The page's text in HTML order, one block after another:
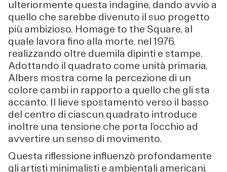
ulteriormente questa indagine, dando avvio a
quello che sarebbe divenuto il suo progetto
più ambizioso, Homage to the Square, al
quale lavora fino alla morte, nel 1976,
realizzando oltre duemila dipinti e stampe.
Adottando il quadrato come unità primaria,
Albers mostra come la percezione di un
colore cambi in rapporto a quello che gli sta
accanto. Il lieve spostamento verso il basso
del centro di ciascun quadrato introduce
inoltre una tensione che porta l’occhio ad
avvertire un senso di movimento.
Questa riflessione influenzò profondamente
gli artisti minimalisti e ambientali americani,